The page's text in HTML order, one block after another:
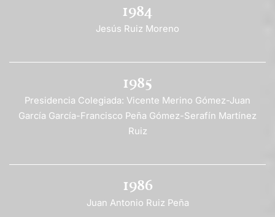
1984
Jesús Ruiz Moreno
1985
Presidencia Colegiada: Vicente Merino Gómez-Juan
García García-Francisco Peña Gómez-Serafín Martínez
Ruiz
1986
Juan Antonio Ruiz Peña